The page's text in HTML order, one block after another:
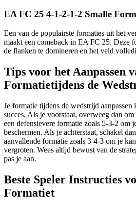
EA FC 25 4-1-2-1-2 Smalle
Een van de populairste formaties uit het
maakt een comeback in EA FC 25. Deze
de flanken te domineren en het veld
Tips voor het Aanpassen
Formatietijdens de
Je formatie tijdens de wedstrijd
succes. Als je voorstaat, overweeg dan
een defensievere formatie zoals 5-3-2 om
beschermen. Als je achterstaat, schakel
aanvallende formatie zoals 3-4-3 om je
vergroten. Wees altijd bewust van de
pas je aan.
Beste Speler Instructies
Formatiet